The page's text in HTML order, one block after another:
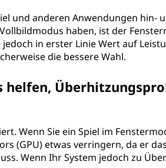
und anderen Anwendungen hin-
haben, ist der
in erster Linie Wert auf
die bessere Wahl.
helfen,
Wenn Sie ein Spiel im
(GPU) etwas verringern, da er
Wenn Ihr System jedoch zu